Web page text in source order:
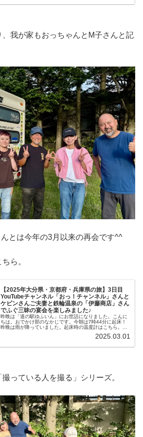
我が家もおっちゃんとM子さんと記
とは今年の3月以来の再会です^^
ら。
【2025年大分県・京都府・兵庫県の旅】3日目
YouTubeチャンネル「おっ！チャンネル」さんと
ケビンさんご夫妻と鉄輪温泉の「伊藤商店」さん
でふぐ三昧の宴会を楽しみました♪
昨晩は「道の駅ゆふいん」にお世話になりました。こんに
ちは。おでかけ部のなかじです。今朝は7時44分に起床！
昨晩は雨が降っていました。起床時の温度計はこちら。夜
2025.03.01
っている人を撮る」シリーズ。